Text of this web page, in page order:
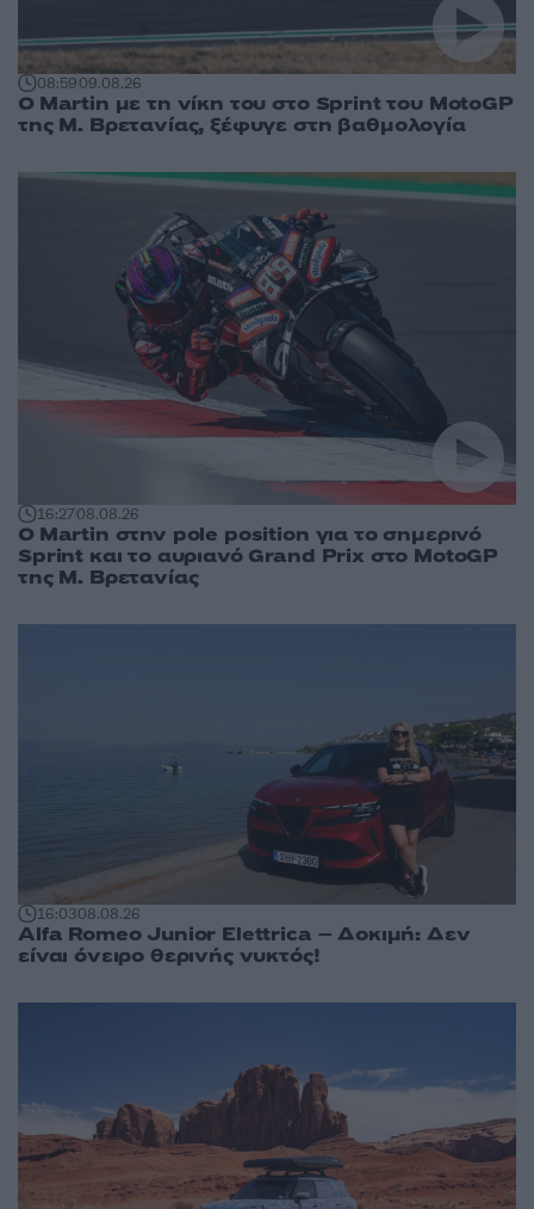
08:5909.08.26
O Martin με τη νίκη του στο Sprint του MotoGP
της Μ. Βρετανίας, ξέφυγε στη βαθμολογία
16:2708.08.26
O Martin στην pole position για το σημερινό
Sprint και το αυριανό Grand Prix στο MotoGP
της Μ. Βρετανίας
16:0308.08.26
Alfa Romeo Junior Elettrica – Δοκιμή: Δεν
είναι όνειρο θερινής νυκτός!